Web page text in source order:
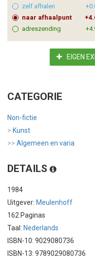
zelf afhalen
naar afhaalpunt
adreszending
EIGEN
CATEGORIE
Non-fictie
> Kunst
>> Algemeen en varia
DETAILS
1984
Uitgever: Meulenhoff
162 Paginas
Taal: Nederlands
ISBN-10: 9029080736
ISBN-13: 9789029080736